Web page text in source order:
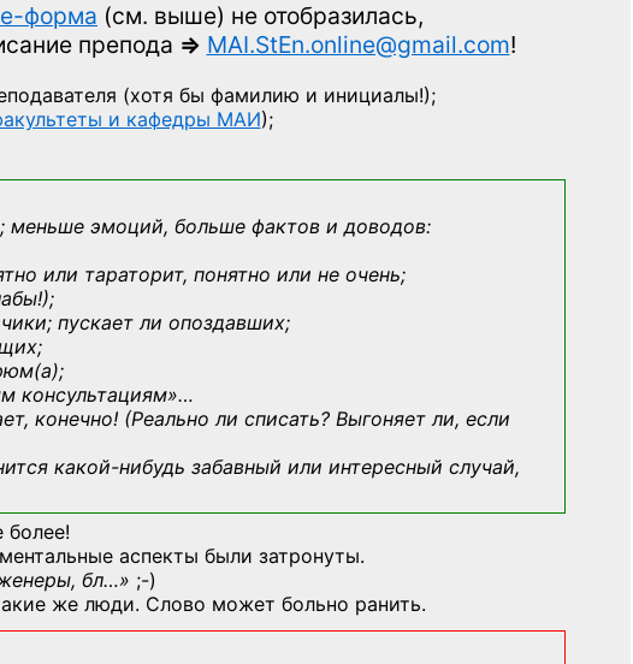
форма (см. выше) не отобразилась,
препода => MAI.StEn.online@gmail.com!
(хотя бы фамилию и инициалы!);
и кафедры МАИ);
меньше эмоций, больше фактов и доводов:
или тараторит, понятно или не очень;
пускает ли опоздавших;
консультациям»…
конечно! (Реально ли списать? Выгоняет ли, если
какой-нибудь забавный или интересный случай,
аспекты были затронуты.
бл…» ;-)
же люди. Слово может больно ранить.